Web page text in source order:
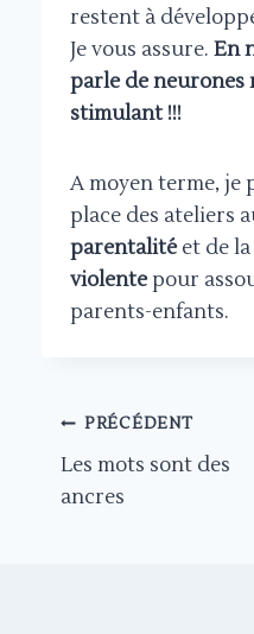
restent à
Je vous assure. En
parle de neurones
stimulant !!!
A moyen terme, je
place des ateliers
parentalitéet de la
violentepour
parents-enfants.
Navigation
de
PRÉCÉDENT
Les mots sont des
ancres